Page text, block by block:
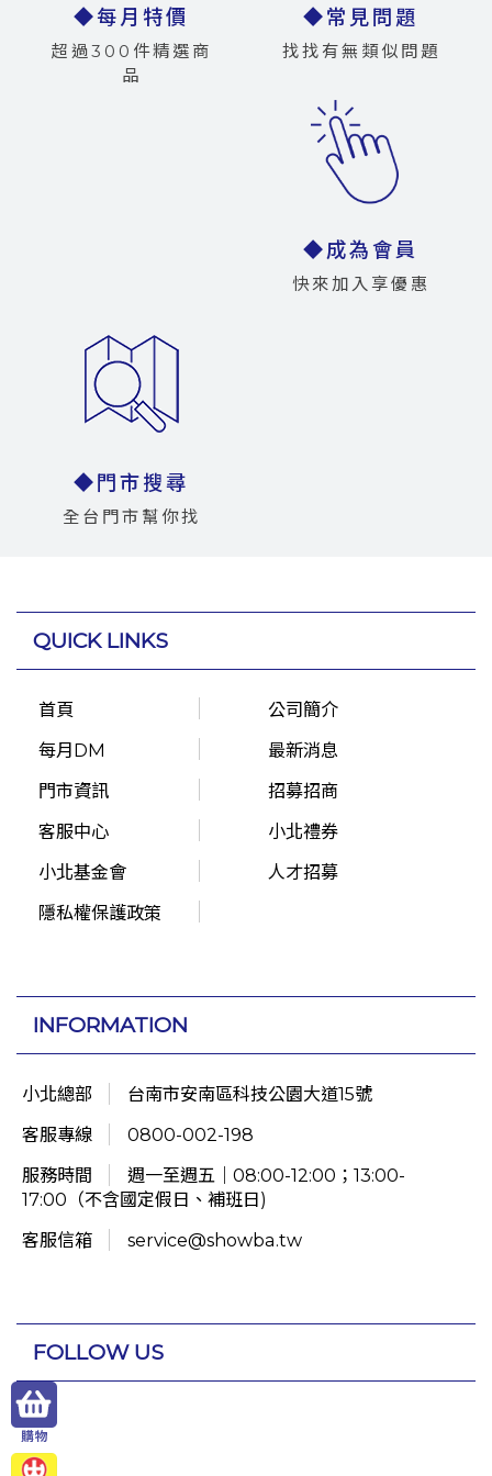
◆每月特價
超過300件精選商
品
◆常見問題
找找有無類似問題
◆成為會員
快來加入享優惠
◆門市搜尋
全台門市幫你找
QUICK LINKS
首頁
公司簡介
每月DM
最新消息
門市資訊
招募招商
客服中心
小北禮券
小北基金會
人才招募
隱私權保護政策
INFORMATION
小北總部
台南市安南區科技公園大道15號
客服專線
0800-002-198
服務時間
週一至週五｜08:00-12:00；13:00-
17:00（不含國定假日、補班日)
客服信箱
service@showba.tw
FOLLOW US